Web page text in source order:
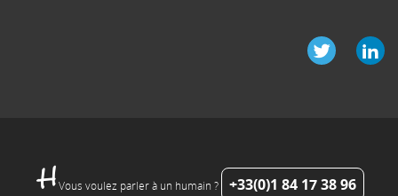
Vous voulez parler à un humain ? +33(0)1 84 17 38 96